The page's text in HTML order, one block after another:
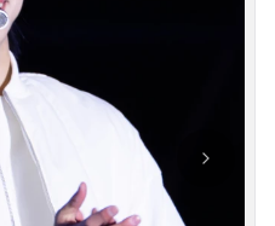
사진 탐색 가능